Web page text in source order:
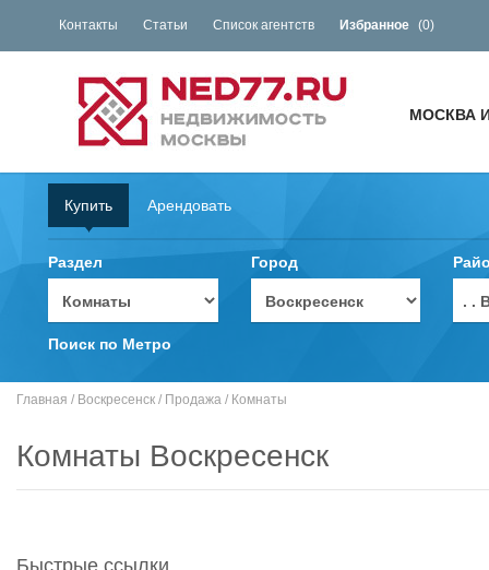
Контакты Статьи Список агентств Избранное (0)
МОСКВА
Купить Арендовать
Раздел Город
. .
Поиск по Метро
Главная / Воскресенск / Продажа / Комнаты
Комнаты Воскресенск
Быстрые ссылки